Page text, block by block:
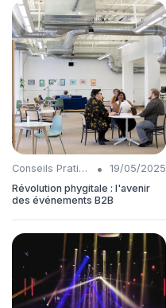
Conseils Pratiques •
19/05/2025
Révolution phygitale : l'avenir
des événements B2B